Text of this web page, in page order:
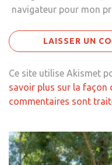
navigateur pour mon
Ce site utilise Akismet
savoir plus sur la façon
commentaires sont